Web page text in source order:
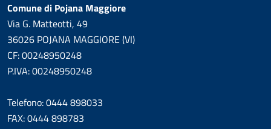
Comune di Pojana Maggiore
Via G. Matteotti, 49
36026 POJANA MAGGIORE (VI)
CF: 00248950248
P.IVA: 00248950248
Telefono: 0444 898033
FAX: 0444 898783